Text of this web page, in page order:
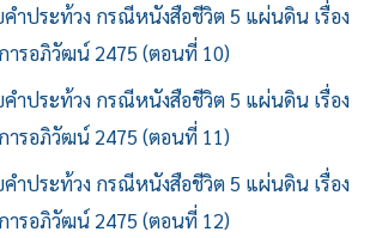
ำประท้วง กรณีหนังสือชีวิต 5 แผ่นดิน เรื่อง
ารอภิวัฒน์ 2475 (ตอนที่ 10)
ำประท้วง กรณีหนังสือชีวิต 5 แผ่นดิน เรื่อง
ารอภิวัฒน์ 2475 (ตอนที่ 11)
ำประท้วง กรณีหนังสือชีวิต 5 แผ่นดิน เรื่อง
ารอภิวัฒน์ 2475 (ตอนที่ 12)